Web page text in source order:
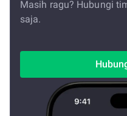
Masih ragu? Hubungi
saja.